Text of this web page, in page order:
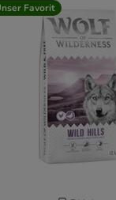
Favorit